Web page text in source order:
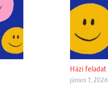
Házi feladat
június 7, 2026